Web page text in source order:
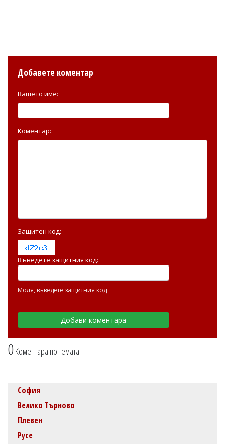
0Коментара по темата
Добавете коментар
Вашето име:
Коментар:
Защитен код:
Въведете защитния код:
Моля, въведете защитния код
София
Велико Търново
Плевен
Русе